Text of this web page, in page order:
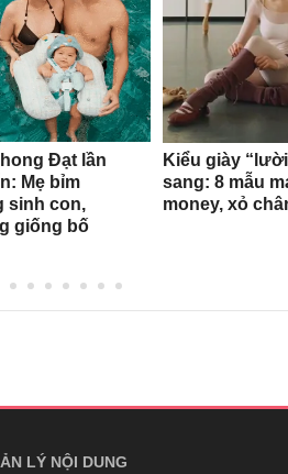
Đạt lần
Mẹ bỉm
sinh con,
giống bố
Kiểu giày
sang: 8 mẫu
money, xỏ
LÝ NỘI DUNG